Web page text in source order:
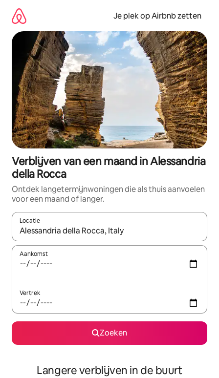
direct
naar
inhoud
Je plek op Airbnb zetten
Verblijven van een maand in Alessandria
della Rocca
Ontdek langetermijnwoningen die als thuis aanvoelen
voor een maand of langer.
Locatie
Wanneer er resultaten beschikbaar zijn, maak je een keuze
Aankomst
Vertrek
Zoeken
Langere verblijven in de buurt